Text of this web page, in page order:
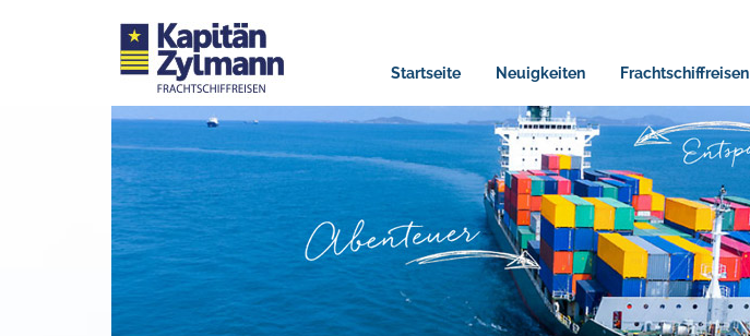
Startseite Neuigkeiten Frachtschiffreisen